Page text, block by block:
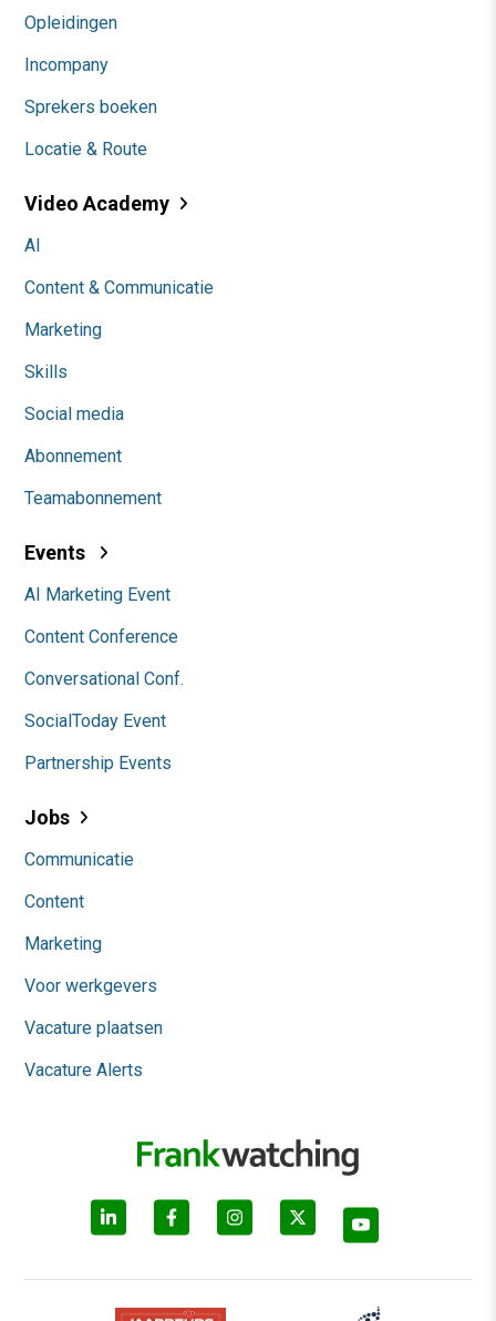
Opleidingen
Incompany
Sprekers boeken
Locatie & Route
Video Academy
AI
Content & Communicatie
Marketing
Skills
Social media
Abonnement
Teamabonnement
Events
AI Marketing Event
Content Conference
Conversational Conf.
SocialToday Event
Partnership Events
Jobs
Communicatie
Content
Marketing
Voor werkgevers
Vacature plaatsen
Vacature Alerts